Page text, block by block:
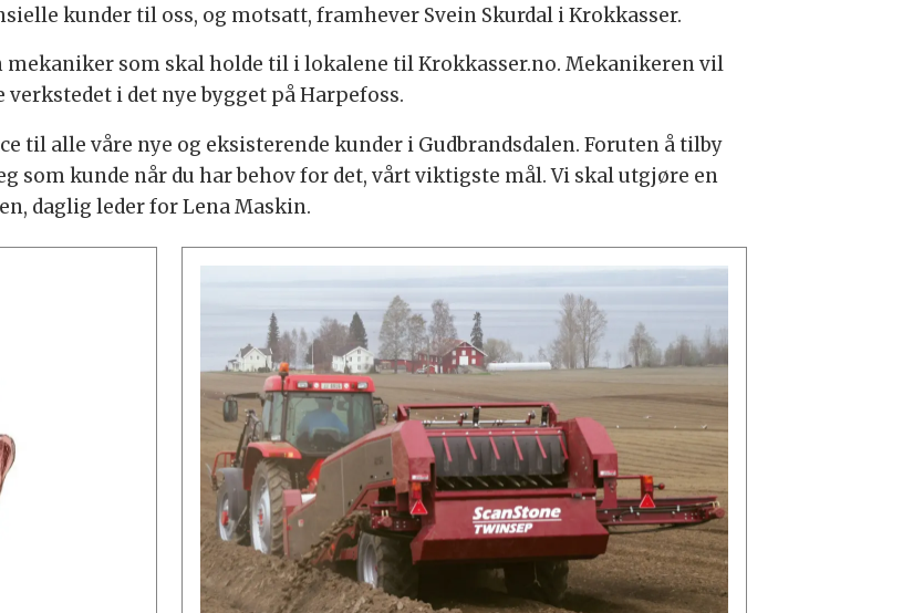
kunder til oss, og motsatt, framhever Svein Skurdal i Krokkasser.
mekaniker som skal holde til i lokalene til Krokkasser.no. Mekanikeren vil
i det nye bygget på Harpefoss.
til alle våre nye og eksisterende kunder i Gudbrandsdalen. Foruten å tilby
som kunde når du har behov for det, vårt viktigste mål. Vi skal utgjøre en
daglig leder for Lena Maskin.